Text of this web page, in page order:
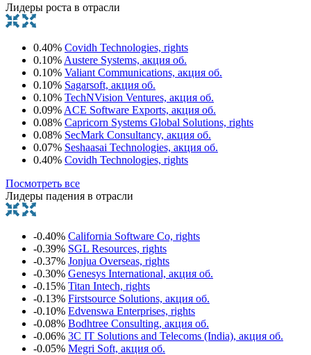
Лидеры роста в отрасли
0.40% Covidh Technologies, rights
0.10% Austere Systems, акция об.
0.10% Valiant Communications, акция об.
0.10% Sagarsoft, акция об.
0.10% TechNVision Ventures, акция об.
0.09% ACE Software Exports, акция об.
0.08% Capricorn Systems Global Solutions, rights
0.08% SecMark Consultancy, акция об.
0.07% Seshaasai Technologies, акция об.
0.40% Covidh Technologies, rights
Посмотреть все
Лидеры падения в отрасли
-0.40% California Software Co, rights
-0.39% SGL Resources, rights
-0.37% Jonjua Overseas, rights
-0.30% Genesys International, акция об.
-0.15% Titan Intech, rights
-0.13% Firstsource Solutions, акция об.
-0.10% Edvenswa Enterprises, rights
-0.08% Bodhtree Consulting, акция об.
-0.06% 3C IT Solutions and Telecoms (India), акция об.
-0.05% Megri Soft, акция об.